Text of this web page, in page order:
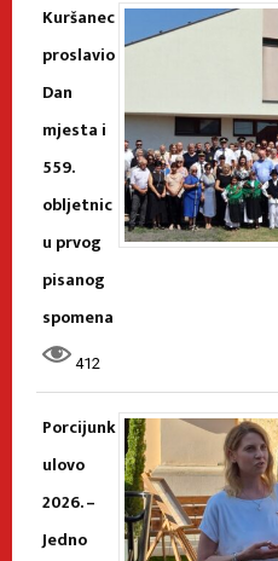
Kuršanec
proslavio
Dan
mjesta i
559.
obljetnic
u prvog
pisanog
spomena
412
Porcijunk
ulovo
2026. –
Jedno